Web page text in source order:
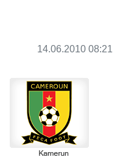
14.06.2010 08:21